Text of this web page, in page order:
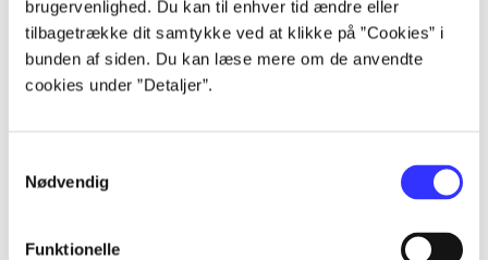
brugervenlighed. Du kan til enhver tid ændre eller
tilbagetrække dit samtykke ved at klikke på ”Cookies” i
bunden af siden. Du kan læse mere om de anvendte
cookies under ”Detaljer”.
Nødvendig
Funktionelle
...